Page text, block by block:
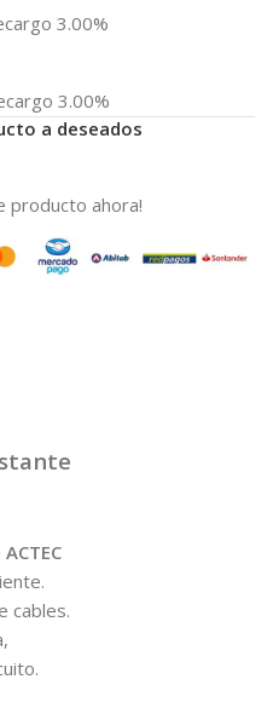
3.00%
3.00%
a deseados
producto ahora!
cables.